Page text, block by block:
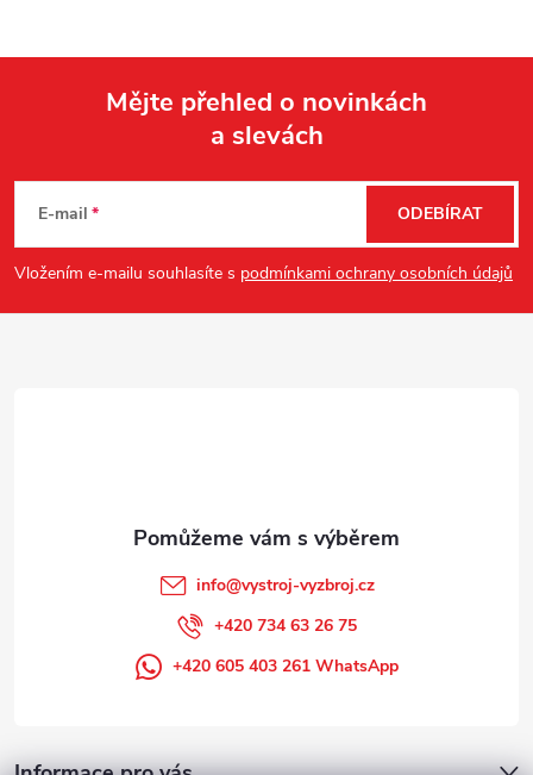
p
a
Mějte přehled o novinkách
a slevách
E-mail
Vložením e-mailu souhlasíte s podmínkami ochrany osobních údajů
ODEBÍRAT
info@vystroj-vyzbroj.cz
+420 734 63 26 75
+420 605 403 261 WhatsApp